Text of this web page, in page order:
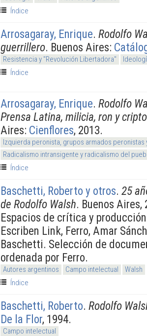
Índice
Arrosagaray, Enrique. Rodolfo
guerrillero. Buenos Aires:
Resistencia y "Revolución Libertadora"
Índice
Arrosagaray, Enrique. Rodolfo
Prensa Latina, milicia, ron y
Aires: Cienflores, 2013.
Izquierda peronista, grupos armados
Radicalismo intransigente y radicalismo del
Índice
Baschetti, Roberto y otros. 25
de Rodolfo Walsh. Buenos Aires,
Espacios de crítica y
Escriben Link, Ferro, Amar
Baschetti. Selección de
ordenada por Ferro.
Autores argentinos Campo intelectual
Walsh
Índice
Baschetti, Roberto. Rodolfo
De la Flor, 1994.
Campo intelectual